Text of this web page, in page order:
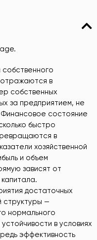
собственного
в
собственных
за предприятием, не
Финансовое состояние
быстро
в
хозяйственной
и объем
зависят от
достаточных
структуры —
нормального
в условиях
эффективность